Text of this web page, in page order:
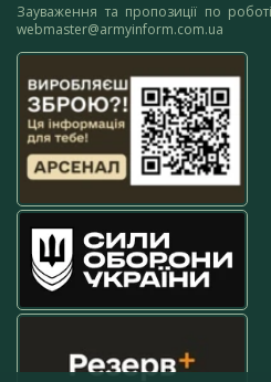
Зауваження та пропозиції по
webmaster@armyinform.com.ua